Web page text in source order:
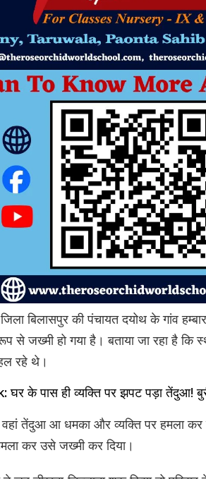
जिला बिलासपुर की पंचायत दयोथ के गांव
से जख्मी हो गया है। बताया जा रहा है कि
रहे थे।
पास ही व्यक्ति पर झपट पड़ा तेंदुआ! बुरी
वहां तेंदुआ आ धमका और व्यक्ति पर हमला
कर उसे जख्मी कर दिया।